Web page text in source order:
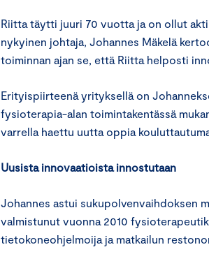
Riitta täytti juuri 70 vuotta ja on ollut
nykyinen johtaja, Johannes Mäkelä
toiminnan ajan se, että Riitta helposti
Erityispiirteenä yrityksellä on
fysioterapia-alan toimintakentässä
varrella haettu uutta oppia
Uusista innovaatioista innostutaan
Johannes astui sukupolvenvaihdoksen
valmistunut vuonna 2010
tietokoneohjelmoija ja matkailun